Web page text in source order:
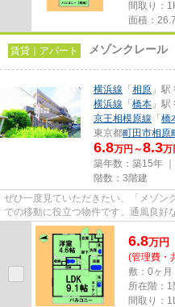
間取り：
面積：
賃貸｜アパート メゾンクレール
横浜線 「 相原 」
横浜線 「 橋本 」
京王相模原線 「 橋
東京都町田市相原
6.8万円～8.3万
築年数：築15年 ｜
階数：3階建
ぜひ一度見ていただきたい、「メゾン
での移動に役立つ物件です。通風良好
ます。こちらは自走式駐車場付...
6.8万円
(管理費・
敷：0ヶ月
所在階：1
間取り：